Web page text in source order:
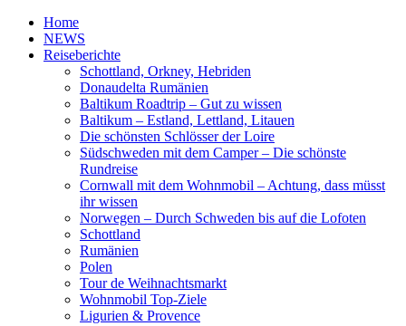
Home
NEWS
Reiseberichte
Schottland, Orkney, Hebriden
Donaudelta Rumänien
Baltikum Roadtrip – Gut zu wissen
Baltikum – Estland, Lettland, Litauen
Die schönsten Schlösser der Loire
Südschweden mit dem Camper – Die schönste
Rundreise
Cornwall mit dem Wohnmobil – Achtung, dass müsst
ihr wissen
Norwegen – Durch Schweden bis auf die Lofoten
Schottland
Rumänien
Polen
Tour de Weihnachtsmarkt
Wohnmobil Top-Ziele
Ligurien & Provence